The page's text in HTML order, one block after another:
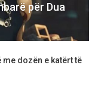
për Dua
me dozën e katërt të